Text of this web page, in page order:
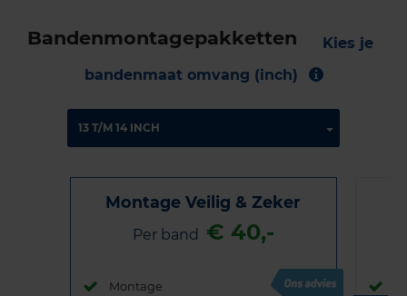
Bandenmontagepakketten
Kies je
bandenmaat omvang (inch)
Montage Veilig & Zeker
Per band € 40,-
Montage